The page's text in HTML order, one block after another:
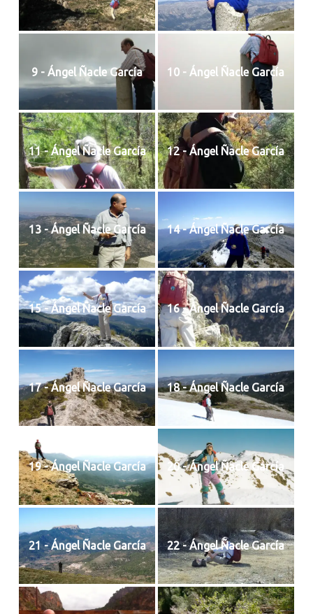
9 - Ángel Ñacle García 10 - Ángel Ñacle García
11 - Ángel Ñacle García 12 - Ángel Ñacle García
13 - Ángel Ñacle García 14 - Ángel Ñacle García
15 - Ángel Ñacle García 16 - Ángel Ñacle García
17 - Ángel Ñacle García 18 - Ángel Ñacle García
19 - Ángel Ñacle García 20 - Ángel Ñacle García
21 - Ángel Ñacle García 22 - Ángel Ñacle García